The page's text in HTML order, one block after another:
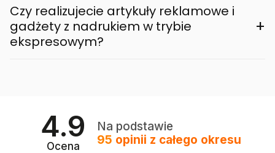
Czy realizujecie artykuły reklamowe i
gadżety z nadrukiem w trybie
ekspresowym?
+
4.9
Ocena
Na podstawie
95 opinii z całego okresu